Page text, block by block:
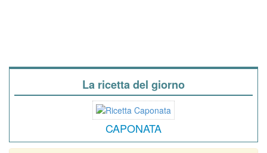
La ricetta del giorno
CAPONATA